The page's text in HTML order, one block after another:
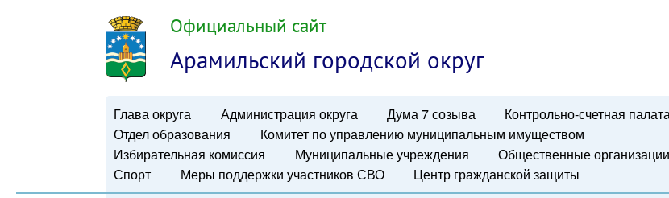
Официальный сайт
Арамильский городской округ
Глава округа Администрация округа Дума 7 созыва
Контрольно-счетная
Отдел образования
Комитет по управлению муниципальным имуществом
Избирательная комиссия
Муниципальные учреждения Общественные организации
Спорт
Меры поддержки участников СВО Центр гражданской защиты